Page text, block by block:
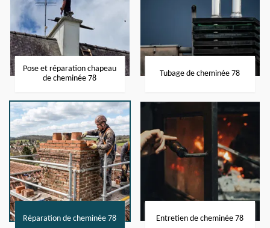
Pose et réparation chapeau
de cheminée 78
Tubage de cheminée 78
Réparation de cheminée 78 Entretien de cheminée 78